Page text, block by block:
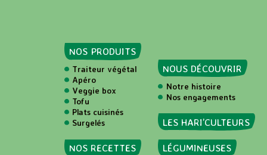
116 boulevard Raspail
Paris - 75006
Naturalia
78, Boulevard Saint Michel
Paris - 75006
NOS PRODUITS
Traiteur végétal
Apéro
Veggie box
Tofu
Plats cuisinés
Surgelés
NOS RECETTES
NOUS DÉCOUVRIR
Notre histoire
Nos engagements
LES HARI’CULTEURS
LÉGUMINEUSES